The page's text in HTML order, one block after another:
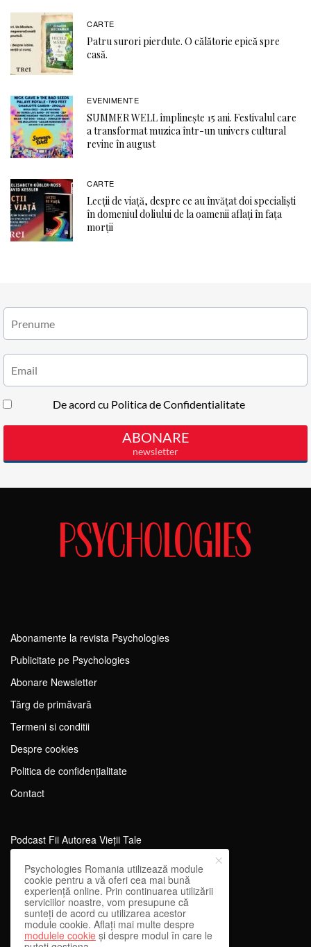
CARTE
Patru surori pierdute. O călătorie epică spre
casă.
EVENIMENTE
SUMMER WELL împlinește 15 ani. Festivalul care
a transformat muzica într-un univers cultural
revine în august
CARTE
Lecții de viață, despre ce au învățat doi specialiști
în domeniul doliului de la oamenii aflați în fața
morții
Abonamente la revista Psychologies
Publicitate pe Psychologies
Abonare Newsletter
Tărg de primăvară
Termeni si conditii
Despre cookies
Politica de confidențialitate
Contact
Podcast Fii Autorea Vieții Tale
Evenimente Fii Autoarea Vieții Tale!
SportEdu
Antrenament Mental pentru Sportivi
Learning Network
Psychologies Romania utilizează module
cookie pentru a vă oferi cea mai bună
experiență online. Prin continuarea utilizării
serviciilor noastre, vom presupune că
sunteți de acord cu utilizarea acestor
module cookie. Aflați mai multe despre
modulele cookie și despre modul în care le